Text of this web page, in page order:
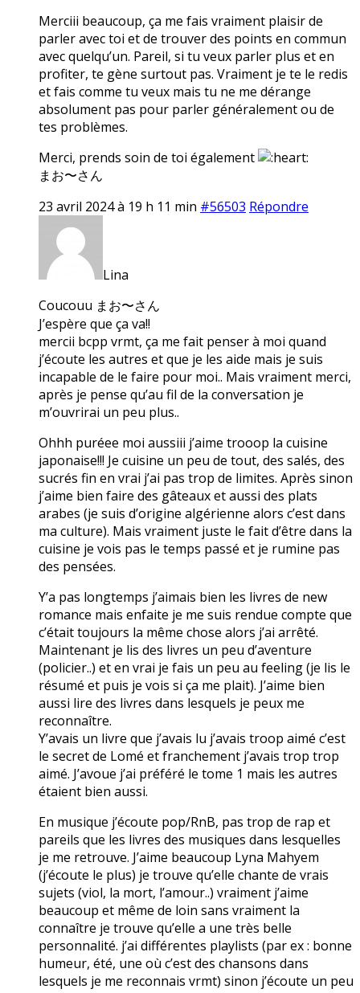
Merciii beaucoup, ça me fais vraiment plaisir de
parler avec toi et de trouver des points en commun
avec quelqu’un. Pareil, si tu veux parler plus et en
profiter, te gène surtout pas. Vraiment je te le redis
et fais comme tu veux mais tu ne me dérange
absolument pas pour parler généralement ou de
tes problèmes.
Merci, prends soin de toi également
まお〜さん
23 avril 2024 à 19 h 11 min #56503 Répondre
Lina
Coucouu まお〜さん
J’espère que ça va!!
mercii bcpp vrmt, ça me fait penser à moi quand
j’écoute les autres et que je les aide mais je suis
incapable de le faire pour moi.. Mais vraiment merci,
après je pense qu’au fil de la conversation je
m’ouvrirai un peu plus..
Ohhh puréee moi aussiii j’aime trooop la cuisine
japonaise!!! Je cuisine un peu de tout, des salés, des
sucrés fin en vrai j’ai pas trop de limites. Après sinon
j’aime bien faire des gâteaux et aussi des plats
arabes (je suis d’origine algérienne alors c’est dans
ma culture). Mais vraiment juste le fait d’être dans la
cuisine je vois pas le temps passé et je rumine pas
des pensées.
Y’a pas longtemps j’aimais bien les livres de new
romance mais enfaite je me suis rendue compte que
c’était toujours la même chose alors j’ai arrêté.
Maintenant je lis des livres un peu d’aventure
(policier..) et en vrai je fais un peu au feeling (je lis le
résumé et puis je vois si ça me plait). J’aime bien
aussi lire des livres dans lesquels je peux me
reconnaître.
Y’avais un livre que j’avais lu j’avais troop aimé c’est
le secret de Lomé et franchement j’avais trop trop
aimé. J’avoue j’ai préféré le tome 1 mais les autres
étaient bien aussi.
En musique j’écoute pop/RnB, pas trop de rap et
pareils que les livres des musiques dans lesquelles
je me retrouve. J’aime beaucoup Lyna Mahyem
(j’écoute le plus) je trouve qu’elle chante de vrais
sujets (viol, la mort, l’amour..) vraiment j’aime
beaucoup et même de loin sans vraiment la
connaître je trouve qu’elle a une très belle
personnalité. j’ai différentes playlists (par ex : bonne
humeur, été, une où c’est des chansons dans
lesquels je me reconnais vrmt) sinon j’écoute un peu